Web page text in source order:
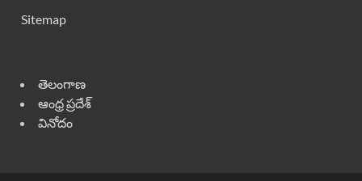
Sitemap
తెలంగాణ
ఆంధ్ర ప్రదేశ్
వినోదం